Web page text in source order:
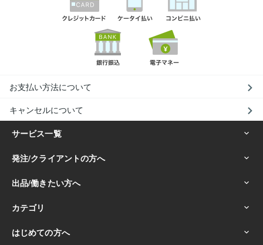
お支払い方法について
キャンセルについて